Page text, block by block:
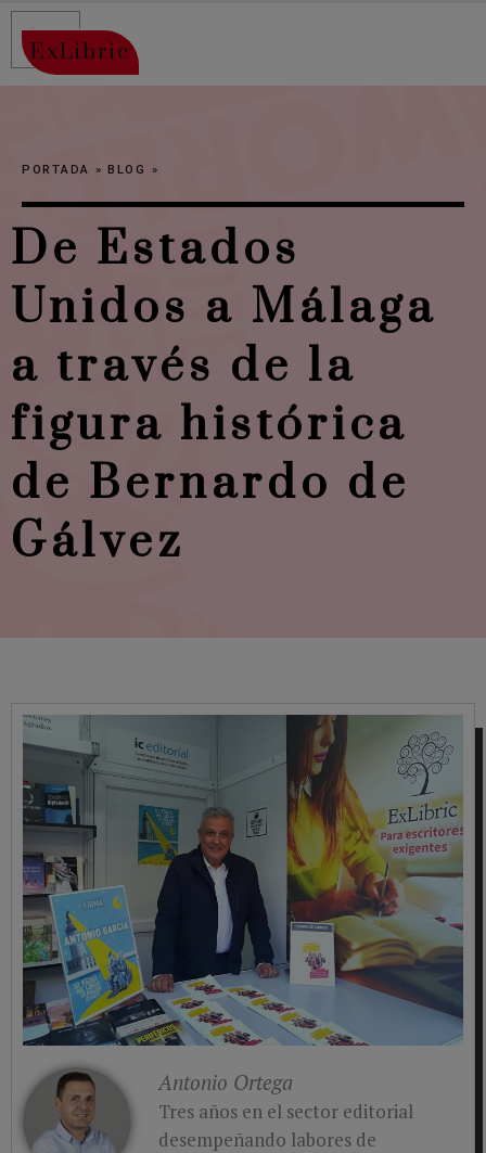
ExLibric
De Estados
Unidos a Málaga
a través de la
figura histórica
de Bernardo de
Gálvez
PORTADA »BLOG »
Antonio Ortega
Tres años en el sector editorial
desempeñando labores de